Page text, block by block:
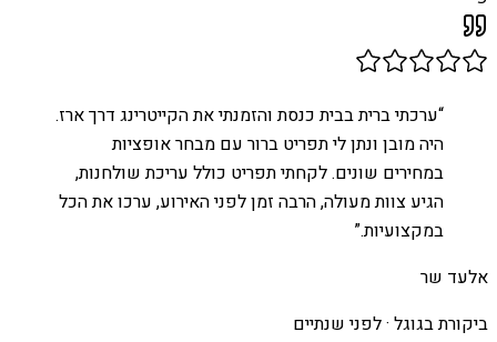
“ערכתי ברית בבית כנסת והזמנתי את הקייטרינג דרך ארז.
היה מובן ונתן לי תפריט ברור עם מבחר אופציות
במחירים שונים. לקחתי תפריט כולל עריכת שולחנות,
הגיע צוות מעולה, הרבה זמן לפני האירוע, ערכו את הכל
במקצועיות.”
אלעד שר
ביקורת בגוגל ·לפני שנתיים